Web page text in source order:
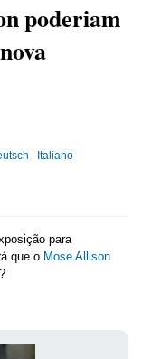
poderiam
Italiano
para
que o Mose Allison